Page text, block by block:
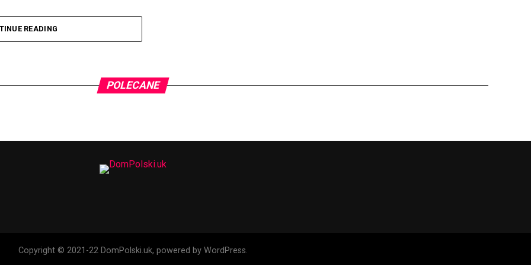
– generalnie człowiek od śmiesznych rzeczy.
albo “co żeś tam zaś przysmyczył?”. Możecie
pierwsza pula w promocyjnej cenie!
READING
POLECANE
Copyright © 2021-22 DomPolski.uk, powered by WordPress.